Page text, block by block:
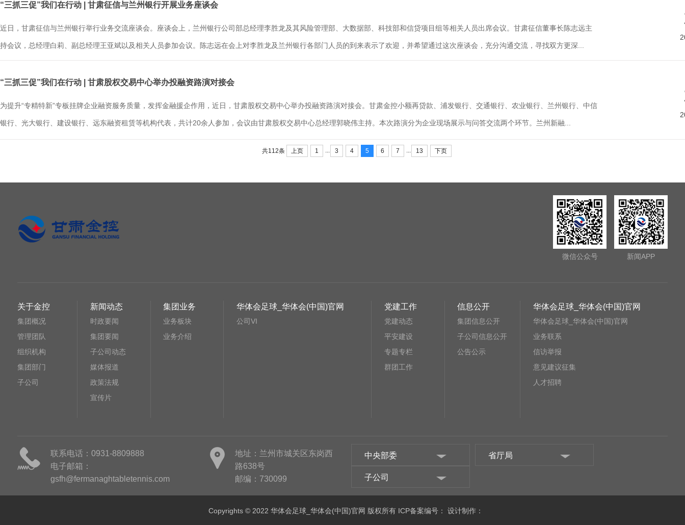
“三抓三促”我们在行动 | 甘肃征信与兰州银行开展业务座谈会
近日，甘肃征信与兰州银行举行业务交流座谈会。座谈会上，兰州银行公司部总经理李胜龙及其风险管理部、大数据部、科技部和信贷项目组等相关人员出席会议。甘肃征信董事长陈志远主
持会议，总经理白莉、副总经理王亚斌以及相关人员参加会议。陈志远在会上对李胜龙及兰州银行各部门人员的到来表示了欢迎，并希望通过这次座谈会，充分沟通交流，寻找双方更深...
“三抓三促”我们在行动 | 甘肃股权交易中心举办投融资路演对接会
为提升“专精特新”专板挂牌企业融资服务质量，发挥金融援企作用，近日，甘肃股权交易中心举办投融资路演对接会。甘肃金控小额再贷款、浦发银行、交通银行、农业银行、兰州银行、中信
银行、光大银行、建设银行、远东融资租赁等机构代表，共计20余人参加，会议由甘肃股权交易中心总经理郭晓伟主持。本次路演分为企业现场展示与问答交流两个环节。兰州新融...
共112条 上页 1 ... 3 4 5 6 7 ... 13 下页
微信公众号 新闻APP
关于金控
集团概况
管理团队
组织机构
集团部门
子公司
新闻动态
时政要闻
集团要闻
子公司动态
媒体报道
政策法规
宣传片
集团业务
业务板块
业务介绍
华体会足球_华体会(中国)官网
公司VI
党建工作
党建动态
平安建设
专题专栏
群团工作
信息公开
集团信息公开
子公司信息公开
公告公示
华体会足球_华体会(中国)官网
华体会足球_华体会(中国)官网
业务联系
信访举报
意见建议征集
人才招聘
联系电话：0931-8809888
电子邮箱：
gsfh@fermanaghtabletennis.com
地址：兰州市城关区东岗西
路638号
邮编：730099
中央部委 省厅局
子公司
Copyrights © 2022 华体会足球_华体会(中国)官网 版权所有 ICP备案编号： 设计制作：